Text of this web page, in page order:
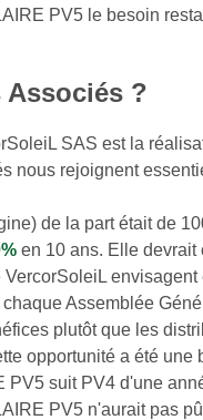
PV5 le besoin
Associés ?
SAS est la
nous rejoignent
de la part était de
en 10 ans. Elle devrait
Assemblée
plutôt que les
opportunité a été
PV5 suit PV4 d'une
PV5 n'aurait pas